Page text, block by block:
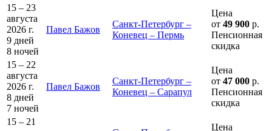
15 – 23
августа
2026 г.
9 дней
8 ночей
Павел Бажов
Санкт-Петербург –
Коневец – Пермь
Цена
от 49 900 р.
Пенсионная
скидка
15 – 22
августа
2026 г.
8 дней
7 ночей
Павел Бажов
Санкт-Петербург –
Коневец – Сарапул
Цена
от 47 000 р.
Пенсионная
скидка
15 – 21
Цена